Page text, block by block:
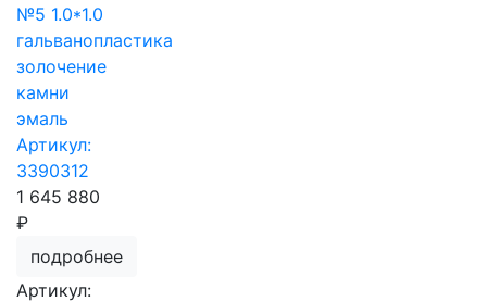
№5 1.0*1.0
гальванопластика
золочение
камни
эмаль
Артикул:
3390312
1 645 880
₽
подробнее
Артикул: